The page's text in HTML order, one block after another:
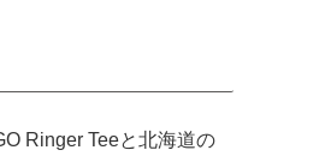
Ringer Teeと北海道の